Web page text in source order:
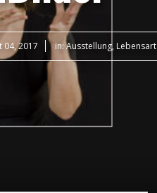
04, 2017 in:Ausstellung, Lebensart